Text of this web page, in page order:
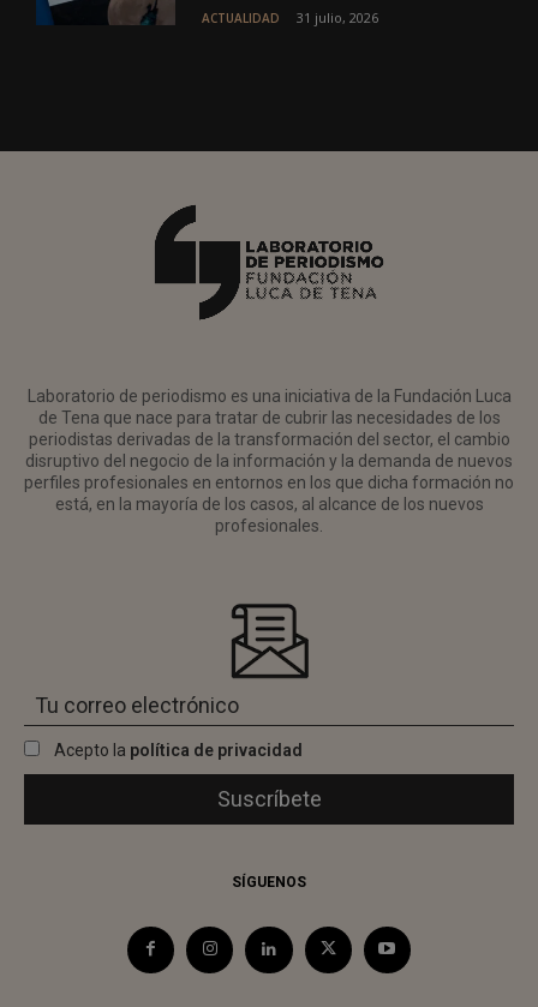
ACTUALIDAD 31 julio, 2026
Laboratorio de periodismo es una iniciativa de la Fundación Luca
de Tena que nace para tratar de cubrir las necesidades de los
periodistas derivadas de la transformación del sector, el cambio
disruptivo del negocio de la información y la demanda de nuevos
perfiles profesionales en entornos en los que dicha formación no
está, en la mayoría de los casos, al alcance de los nuevos
profesionales.
Acepto la política de privacidad
SÍGUENOS